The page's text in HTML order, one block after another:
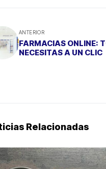
ANTERIOR
FARMACIAS ONLINE:
NECESITAS A UN CLIC
Relacionadas